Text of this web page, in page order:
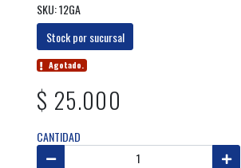
SKU: 12GA
Stock por sucursal
Agotado.
$ 25.000
CANTIDAD